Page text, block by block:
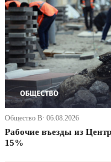
Общество В· 06.08.2026
Рабочие въезды из
15%